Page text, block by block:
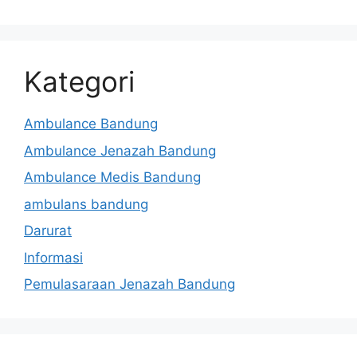
Kategori
Ambulance Bandung
Ambulance Jenazah Bandung
Ambulance Medis Bandung
ambulans bandung
Darurat
Informasi
Pemulasaraan Jenazah Bandung